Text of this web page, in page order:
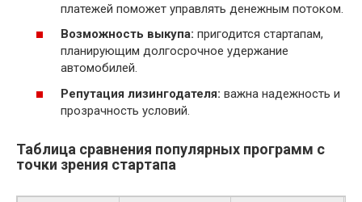
платежей поможет управлять денежным потоком.
Возможность выкупа: пригодится стартапам,
планирующим долгосрочное удержание
автомобилей.
Репутация лизингодателя: важна надежность и
прозрачность условий.
Таблица сравнения популярных программ с
точки зрения стартапа